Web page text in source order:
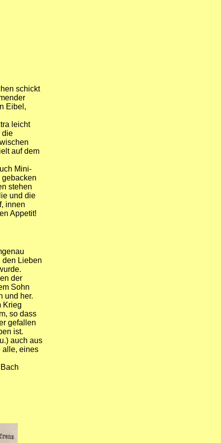
schickt
Eibel,
leicht
die
auf dem
Mini-
gebacken
stehen
und die
innen
Appetit!
den Lieben
der
Sohn
und her.
Krieg
so dass
gefallen
ist.
auch aus
alle, eines